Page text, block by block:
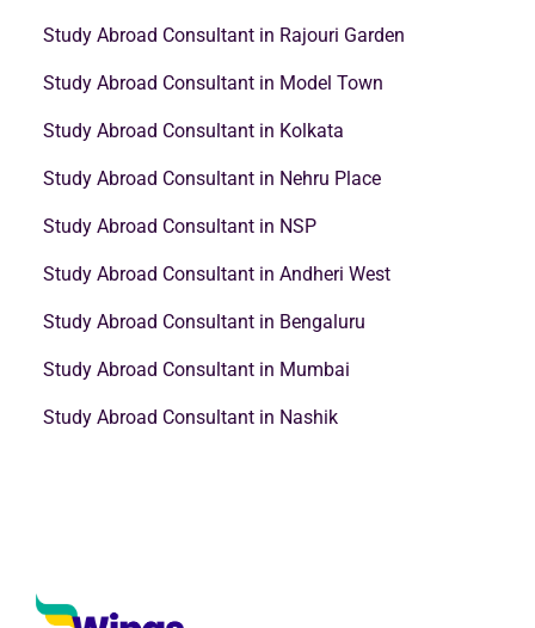
Study Abroad Consultant in Rajouri Garden
Study Abroad Consultant in Model Town
Study Abroad Consultant in Kolkata
Study Abroad Consultant in Nehru Place
Study Abroad Consultant in NSP
Study Abroad Consultant in Andheri West
Study Abroad Consultant in Bengaluru
Study Abroad Consultant in Mumbai
Study Abroad Consultant in Nashik